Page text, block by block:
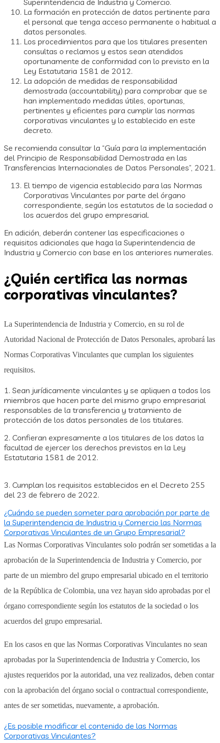
La formación en protección de datos pertinente para
el personal que tenga acceso permanente o habitual a
datos personales.
Los procedimientos para que los titulares presenten
consultas o reclamos y estos sean atendidos
oportunamente de conformidad con lo previsto en la
Ley Estatutaria 1581 de 2012.
La adopción de medidas de responsabilidad
demostrada (accountability) para comprobar que se
han implementado medidas útiles, oportunas,
pertinentes y eficientes para cumplir las normas
corporativas vinculantes y lo establecido en este
decreto.
Se recomienda consultar la “Guía para la implementación
del Principio de Responsabilidad Demostrada en las
Transferencias Internacionales de Datos Personales”, 2021.
El tiempo de vigencia establecido para las Normas
Corporativas Vinculantes por parte del órgano
correspondiente, según los estatutos de la sociedad o
los acuerdos del grupo empresarial.
En adición, deberán contener las especificaciones o
requisitos adicionales que haga la Superintendencia de
Industria y Comercio con base en los anteriores numerales.
¿Quién certifica las normas
corporativas vinculantes?
La Superintendencia de Industria y Comercio, en su rol de
Autoridad Nacional de Protección de Datos Personales, aprobará las
Normas Corporativas Vinculantes que cumplan los siguientes
requisitos.
1. Sean jurídicamente vinculantes y se apliquen a todos los
miembros que hacen parte del mismo grupo empresarial
responsables de la transferencia y tratamiento de
protección de los datos personales de los titulares.
2. Confieran expresamente a los titulares de los datos la
facultad de ejercer los derechos previstos en la Ley
Estatutaria 1581 de 2012.
3. Cumplan los requisitos establecidos en el Decreto 255
del 23 de febrero de 2022.
¿Cuándo se pueden someter para aprobación por parte de
la Superintendencia de Industria y Comercio las Normas
Corporativas Vinculantes de un Grupo Empresarial?
Las Normas Corporativas Vinculantes solo podrán ser sometidas a la
aprobación de la Superintendencia de Industria y Comercio, por
parte de un miembro del grupo empresarial ubicado en el territorio
de la República de Colombia, una vez hayan sido aprobadas por el
órgano correspondiente según los estatutos de la sociedad o los
acuerdos del grupo empresarial.
En los casos en que las Normas Corporativas Vinculantes no sean
aprobadas por la Superintendencia de Industria y Comercio, los
ajustes requeridos por la autoridad, una vez realizados, deben contar
con la aprobación del órgano social o contractual correspondiente,
antes de ser sometidas, nuevamente, a aprobación.
¿Es posible modificar el contenido de las Normas
Corporativas Vinculantes?